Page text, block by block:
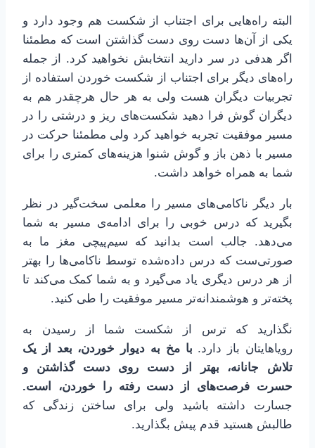
البته راه‌هایی برای اجتناب از شکست هم وجود دارد و
یکی از آن‌ها دست روی دست گذاشتن است که مطمئنا
اگر هدفی در سر دارید انتخابش نخواهید کرد. از جمله
راه‌های دیگر برای اجتناب از شکست خوردن استفاده از
تجربیات دیگران هست ولی به هر حال هرچقدر هم به
دیگران گوش فرا دهید شکست‌های ریز و درشتی را در
مسیر موفقیت تجربه خواهید کرد ولی مطمئنا حرکت در
مسیر با ذهن باز و گوش شنوا هزینه‌های کمتری را برای
شما به همراه خواهد داشت.
بار دیگر ناکامی‌های مسیر را معلمی سخت‌گیر در نظر
بگیرید که درس خوبی را برای ادامه‌ی مسیر به شما
می‌دهد. جالب است بدانید که سیم‌پیچی مغز ما به
صورتی‌ست که درس داده‌شده توسط ناکامی‌ها را بهتر
از هر درس دیگری یاد می‌گیرد و به شما کمک می‌کند تا
پخته‌تر و هوشمندانه‌تر مسیر موفقیت را طی کنید.
نگذارید که ترس از شکست شما از رسیدن به
رویاهایتان باز دارد. با مخ به دیوار خوردن، بعد از یک
تلاش جانانه، بهتر از دست روی دست گذاشتن و
حسرت فرصت‌های از دست رفته را خوردن، است.
جسارت داشته باشید ولی برای ساختن زندگی که
طالبش هستید قدم پیش بگذارید.